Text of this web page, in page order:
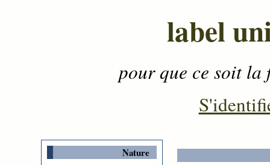
label
pour que ce soit
Nature